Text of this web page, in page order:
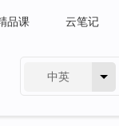
品课 云笔记
中英